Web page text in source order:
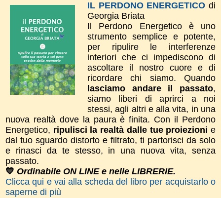
IL PERDONO ENERGETICO di
Georgia Briata
Il Perdono Energetico è uno
strumento semplice e potente,
per ripulire le interferenze
interiori che ci impediscono di
ascoltare il nostro cuore e di
ricordare chi siamo. Quando
lasciamo andare il passato,
siamo liberi di aprirci a noi
stessi, agli altri e alla vita, in una
nuova realtà dove la paura è finita. ​Con il Perdono
Energetico, ripulisci la realtà dalle tue proiezioni e
dal tuo sguardo distorto e filtrato, ti partorisci da solo
e rinasci da te stesso, in una nuova vita, senza
passato.
💙 Ordinabile ON LINE e nelle LIBRERIE.
Clicca qui e vai alla scheda del libro per acquistarlo o
saperne di più